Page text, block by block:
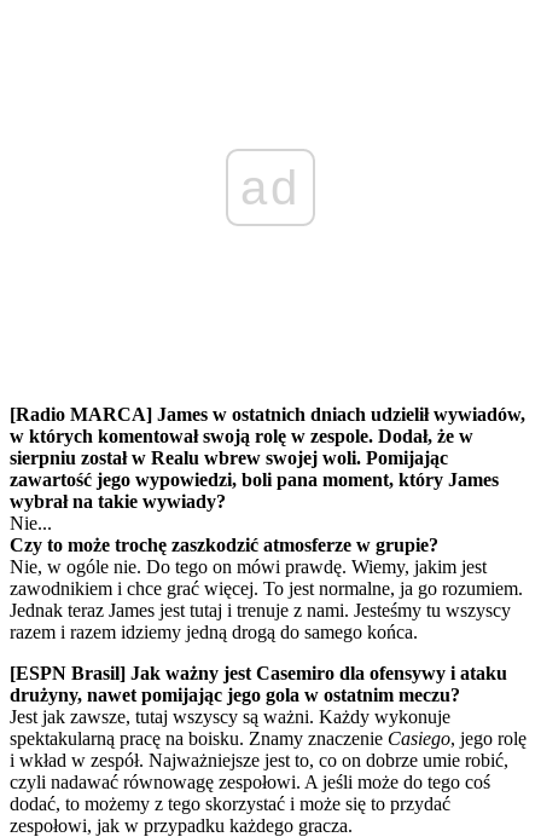
ad
[Radio MARCA] James w ostatnich dniach udzielił wywiadów,
w których komentował swoją rolę w zespole. Dodał, że w
sierpniu został w Realu wbrew swojej woli. Pomijając
zawartość jego wypowiedzi, boli pana moment, który James
wybrał na takie wywiady?
Nie...
Czy to może trochę zaszkodzić atmosferze w grupie?
Nie, w ogóle nie. Do tego on mówi prawdę. Wiemy, jakim jest
zawodnikiem i chce grać więcej. To jest normalne, ja go rozumiem.
Jednak teraz James jest tutaj i trenuje z nami. Jesteśmy tu wszyscy
razem i razem idziemy jedną drogą do samego końca.
[ESPN Brasil] Jak ważny jest Casemiro dla ofensywy i ataku
drużyny, nawet pomijając jego gola w ostatnim meczu?
Jest jak zawsze, tutaj wszyscy są ważni. Każdy wykonuje
spektakularną pracę na boisku. Znamy znaczenie Casiego, jego rolę
i wkład w zespół. Najważniejsze jest to, co on dobrze umie robić,
czyli nadawać równowagę zespołowi. A jeśli może do tego coś
dodać, to możemy z tego skorzystać i może się to przydać
zespołowi, jak w przypadku każdego gracza.